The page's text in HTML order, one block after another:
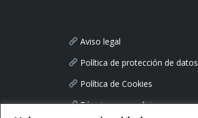
Aviso legal
Política de protección de datos
Política de Cookies
Términos y condiciones